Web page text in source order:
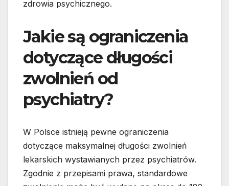
zdrowia psychicznego.
Jakie są ograniczenia
dotyczące długości
zwolnień od
psychiatry?
W Polsce istnieją pewne ograniczenia
dotyczące maksymalnej długości zwolnień
lekarskich wystawianych przez psychiatrów.
Zgodnie z przepisami prawa, standardowe